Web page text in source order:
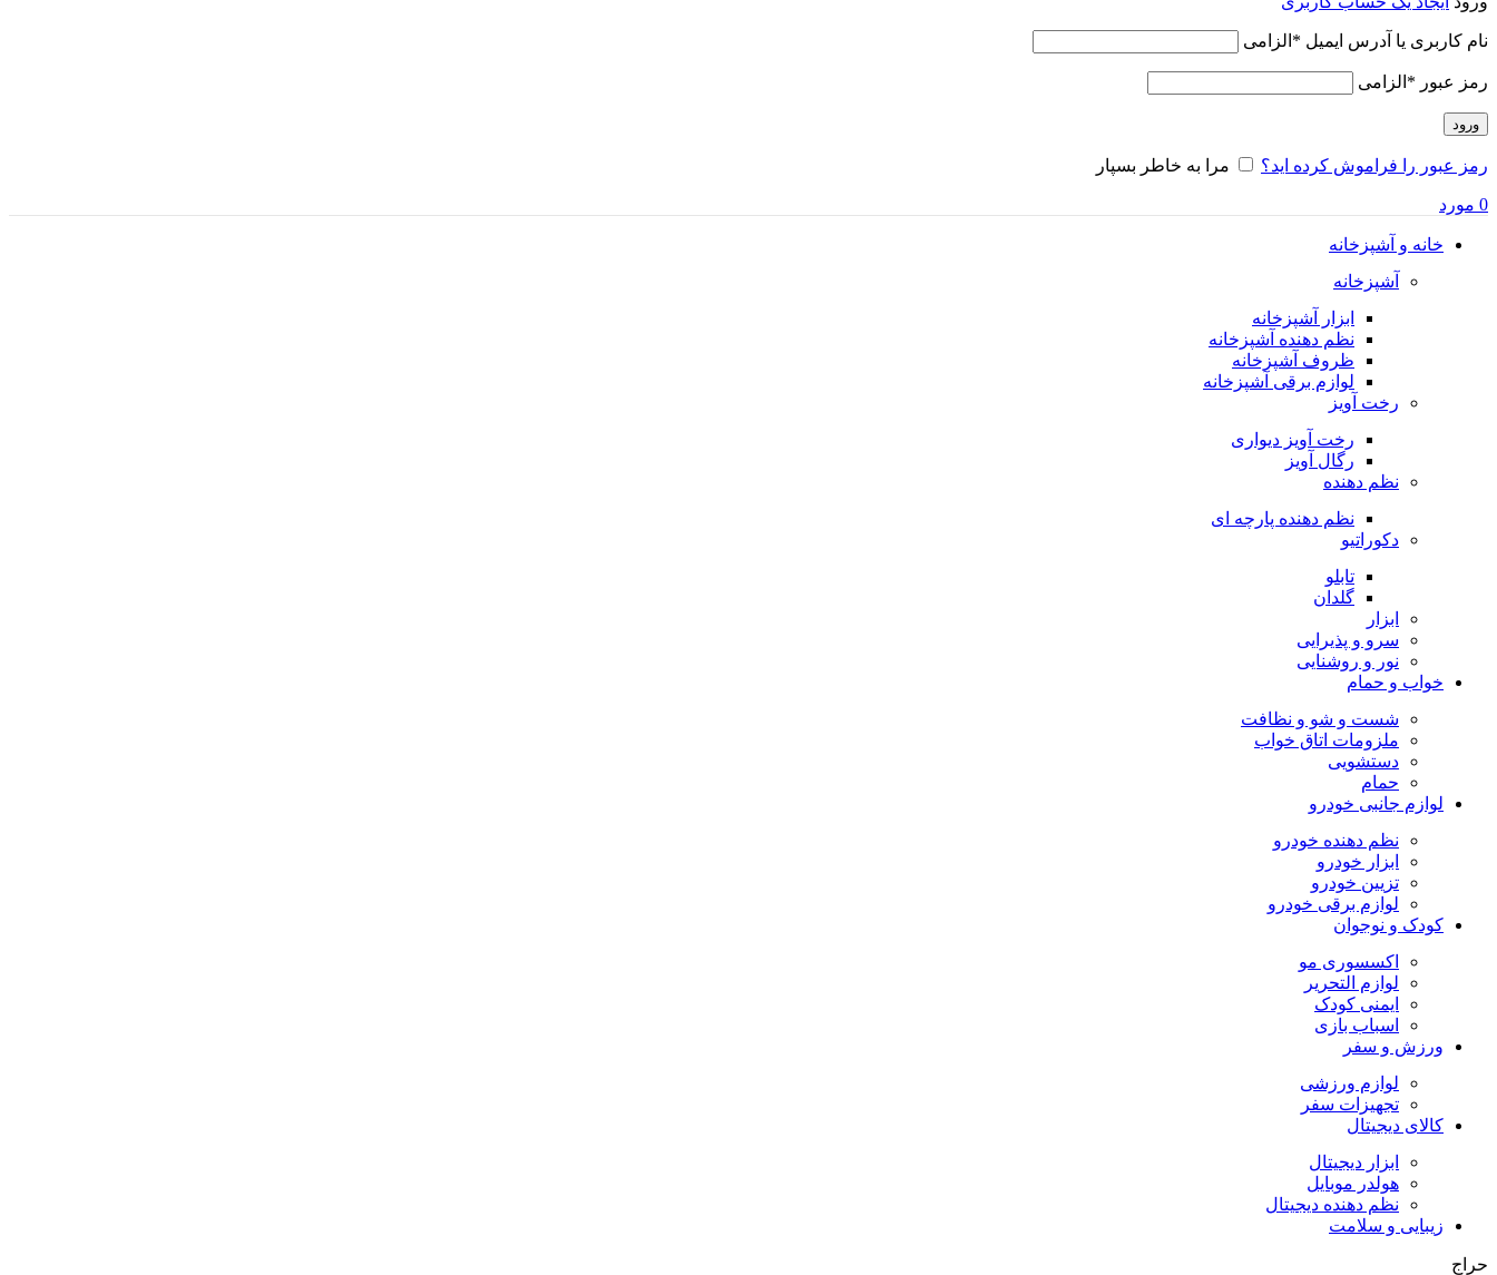
نام کاربری یا آدرس ایمیل * الزامی
رمز عبور * الزامی
ورود
رمز عبور را فراموش کرده اید؟ مرا به خاطر بسپار
0 مورد
خانه و آشپزخانه
آشپزخانه
ابزار آشپزخانه
نظم دهنده آشپزخانه
ظروف آشپزخانه
لوازم برقی آشپزخانه
رخت آویز
رخت آویز دیواری
رگال آویز
نظم دهنده
نظم دهنده پارچه ای
دکوراتیو
تابلو
گلدان
ابزار
سرو و پذیرایی
نور و روشنایی
خواب و حمام
شست و شو و نظافت
ملزومات اتاق خواب
دستشویی
حمام
لوازم جانبی خودرو
نظم دهنده خودرو
ابزار خودرو
تزیین خودرو
لوازم برقی خودرو
کودک و نوجوان
اکسسوری مو
لوازم التحریر
ایمنی کودک
اسباب بازی
ورزش و سفر
لوازم ورزشی
تجهیزات سفر
کالای دیجیتال
ابزار دیجیتال
هولدر موبایل
نظم دهنده دیجیتال
زیبایی و سلامت
حراج